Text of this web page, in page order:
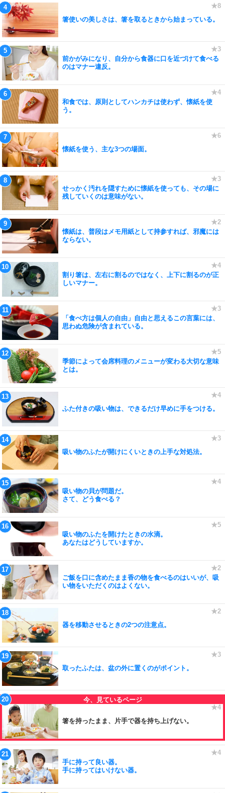
箸使いの美しさは、箸を取るときから始まっている。
前かがみになり、自分から食器に口を近づけて食べる
のはマナー違反。
和食では、原則としてハンカチは使わず、懐紙を使
う。
懐紙を使う、主な3つの場面。
せっかく汚れを隠すために懐紙を使っても、その場に
残していくのは意味がない。
懐紙は、普段はメモ用紙として持参すれば、邪魔には
ならない。
割り箸は、左右に割るのではなく、上下に割るのが正
しいマナー。
「食べ方は個人の自由」自由と思えるこの言葉には、
思わぬ危険が含まれている。
季節によって会席料理のメニューが変わる大切な意味
とは。
ふた付きの吸い物は、できるだけ早めに手をつける。
吸い物のふたが開けにくいときの上手な対処法。
吸い物の貝が問題だ。
さて、どう食べる？
吸い物のふたを開けたときの水滴。
あなたはどうしていますか。
ご飯を口に含めたまま香の物を食べるのはいいが、吸
い物をいただくのはよくない。
器を移動させるときの2つの注意点。
取ったふたは、盆の外に置くのがポイント。
箸を持ったまま、片手で器を持ち上げない。
手に持って良い器。
手に持ってはいけない器。